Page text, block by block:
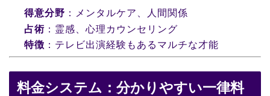
得意分野 ：メンタルケア、人間関係
占術 ：霊感、心理カウンセリング
特徴 ：テレビ出演経験もあるマルチな才能
料金システム：分かりやすい一律料